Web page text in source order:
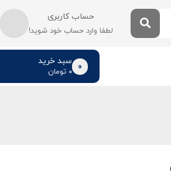
حساب کاربری
لطفا وارد حساب خود شوید!
سبد خرید
تومان۰
0